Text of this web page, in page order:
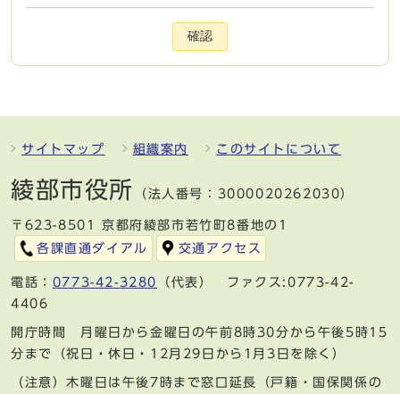
確認
サイトマップ 組織案内 このサイトについて
綾部市役所 （法人番号：3000020262030）
〒623-8501 京都府綾部市若竹町8番地の1
各課直通ダイアル
交通アクセス
電話： 0773-42-3280
（代表） ファクス:0773-42-
4406
開庁時間 月曜日から金曜日の午前8時30分から午後5時15
分まで（祝日・休日・12月29日から1月3日を除く）
（注意）木曜日は午後7時まで窓口延長（戸籍・国保関係の